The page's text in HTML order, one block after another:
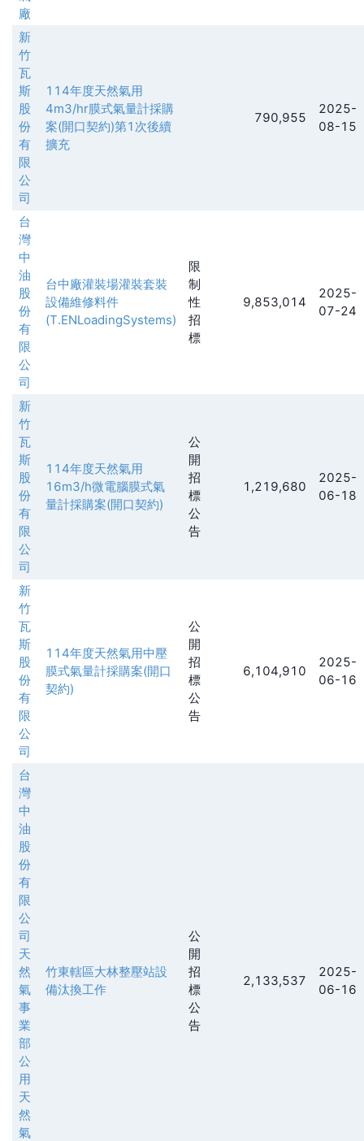
廠
新
竹
瓦
斯
股
份
有
限
公
司
114年度天然氣用
4m3/hr膜式氣量計採購
案(開口契約)第1次後續
擴充
790,955
2025-
08-15
台
灣
中
油
股
份
有
限
公
司
台中廠灌裝場灌裝套裝
設備維修料件
(T.ENLoadingSystems)
限
制
性
招
標
9,853,014
2025-
07-24
新
竹
瓦
斯
股
份
有
限
公
司
114年度天然氣用
16m3/h微電腦膜式氣
量計採購案(開口契約)
公
開
招
標
公
告
1,219,680
2025-
06-18
新
竹
瓦
斯
股
份
有
限
公
司
114年度天然氣用中壓
膜式氣量計採購案(開口
契約)
公
開
招
標
公
告
6,104,910
2025-
06-16
台
灣
中
油
股
份
有
限
公
司
天
然
氣
事
業
部
公
用
天
然
氣
竹東轄區大林整壓站設
備汰換工作
公
開
招
標
公
告
2,133,537
2025-
06-16